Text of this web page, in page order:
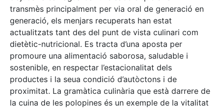
transmès principalment per via oral de generació en
generació, els menjars recuperats han estat
actualitzats tant des del punt de vista culinari com
dietètic-nutricional. Es tracta d’una aposta per
promoure una alimentació saborosa, saludable i
sostenible, en respectar l’estacionalitat dels
productes i la seua condició d’autòctons i de
proximitat. La gramàtica culinària que està darrere de
la cuina de les polopines és un exemple de la vitalitat